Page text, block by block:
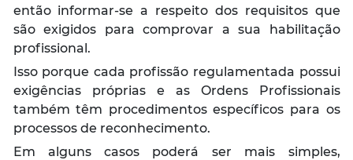
então informar-se a respeito dos requisitos que
são exigidos para comprovar a sua habilitação
profissional.
Isso porque cada profissão regulamentada possui
exigências próprias e as Ordens Profissionais
também têm procedimentos específicos para os
processos de reconhecimento.
Em alguns casos poderá ser mais simples,